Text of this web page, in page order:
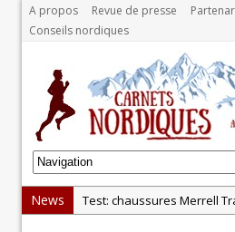
A propos Revue de presse
Conseils nordiques
News
Test: chaussures Merrell